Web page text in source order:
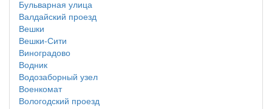
Бульварная улица
Валдайский проезд
Вешки
Вешки-Сити
Виноградово
Водник
Водозаборный узел
Военкомат
Вологодский проезд